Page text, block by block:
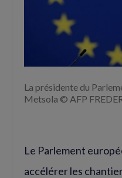
La présidente du
Metsola © AFP
Le Parlement
accélérer les